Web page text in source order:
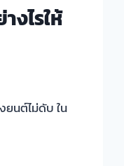
งไรให้
ยนต์ไม่ดับ ใน